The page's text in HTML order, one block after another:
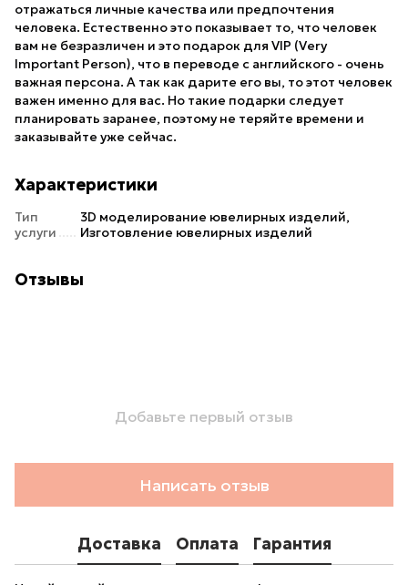
отражаться личные качества или предпочтения
человека. Естественно это показывает то, что человек
вам не безразличен и это подарок для VIP (Very
Important Person), что в переводе с английского - очень
важная персона. А так как дарите его вы, то этот человек
важен именно для вас. Но такие подарки следует
планировать заранее, поэтому не теряйте времени и
заказывайте уже сейчас.
Характеристики
Тип
услуги
3D моделирование ювелирных изделий,
Изготовление ювелирных изделий
Отзывы
Добавьте первый отзыв
Написать отзыв
Доставка Оплата Гарантия